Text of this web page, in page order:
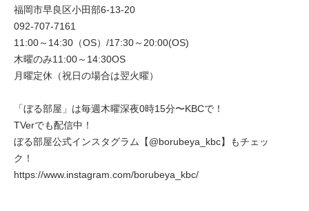
福岡市早良区小田部6-13-20
092-707-7161
11:00～14:30（OS）/17:30～20:00(OS)
木曜のみ11:00～14:30OS
月曜定休（祝日の場合は翌火曜）
「ぼる部屋」は毎週木曜深夜0時15分〜KBCで！
TVerでも配信中！
ぼる部屋公式インスタグラム【@borubeya_kbc】もチェッ
ク！
https://www.instagram.com/borubeya_kbc/